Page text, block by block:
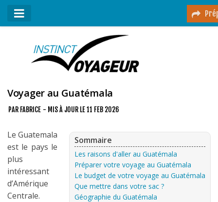
Mon podcast
Destinations
Mes ressources pour voyager
A propos
Contact
Mon journal de bord sur Instagram
Voyager au Guatémala
PAR FABRICE - MIS À JOUR LE11 FEB 2026
Sommaire
Les raisons d'aller au Guatémala
Préparer votre voyage au Guatémala
Le budget de votre voyage au Guatémala
Que mettre dans votre sac ?
Géographie du Guatémala
Le Guatemala
est le pays le
plus
intéressant
d’Amérique
Centrale.